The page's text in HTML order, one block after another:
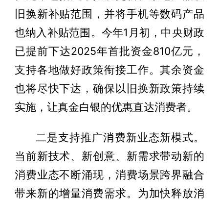
旧换新补贴范围，并将手机等数码产品
也纳入补贴范围。今年1月初，中央财政
已提前下达2025年首批资金810亿元，
支持各地做好政策衔接工作。其余资金
也将尽快下达，确保以旧换新政策持续
实施，让真金白银的优惠直达消费者。
二是支持推广消费新业态新模式。
当前新技术、新创意、新需求带动新的
消费业态不断涌现，消费场景跨界融合
带来新的增量消费需求。为加快释放消